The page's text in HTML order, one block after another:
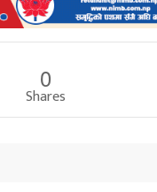
0
Shares